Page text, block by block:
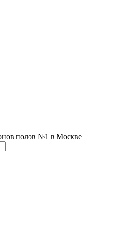
полов №1 в Москве